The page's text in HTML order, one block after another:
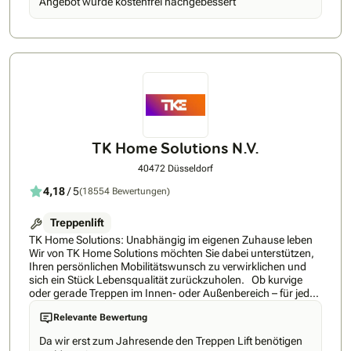
Ansprechpartner unterstützen Sie in jeder Phase.HIRO LIFT
ist Hersteller - nicht Händler oder Importeur. Rund 400
gerade und kurvige Treppen oder Personenaufzüge für
jederzeit den Qualitätsstandard unserer Anlagen
garantieren.Ihre Vorteile bei der Hiro Lift
ErfahrungHerstellergarant - größter Hersteller in Deutschland
mit größtem ProduktspektrumEmpatieträger - Ehrliche
Beratung auf AugenhöheMit uns setzen Sie auf ein
Mut, Kante und einer gehörigen Portion Empathie für Sie. Wir
meinen und Ihnen helfen möchten.
TK Home Solutions N.V.
40472 Düsseldorf
4,18/ 5(18554 Bewertungen)
Treppenlift
TK Home Solutions: Unabhängig im eigenen Zuhause leben
Wir von TK Home Solutions möchten Sie dabei unterstützen,
Ihren persönlichen Mobilitätswunsch zu verwirklichen und
sich ein Stück Lebensqualität zurückzuholen. Ob kurvige
oder gerade Treppen im Innen- oder Außenbereich – für jede
Situation finden wir eine Lösung. Der Einbau unserer
Treppenlifte ist innerhalb eines Tages abgeschlossen, ohne
dass spezielle Umbauten nötig sind. Förderung und
Zuschüsse Wir beraten Sie nicht nur rund um den Treppenlift,
Relevante Bewertung
Da wir erst zum Jahresende den Treppen Lift benötigen